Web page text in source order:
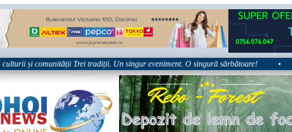
comunității Trei tradiții. Un singur eveniment. O singură sărbătoare!